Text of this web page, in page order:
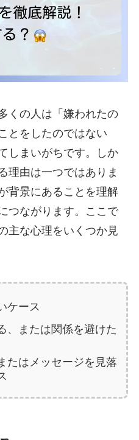
くの人は「嫌われたの
とをしたのではない
しまいがちです。しか
理由は一つではありま
背景にあることを理解
つながります。ここで
主な心理をいくつか見
ケース
、または関係を避けた
たはメッセージを見落